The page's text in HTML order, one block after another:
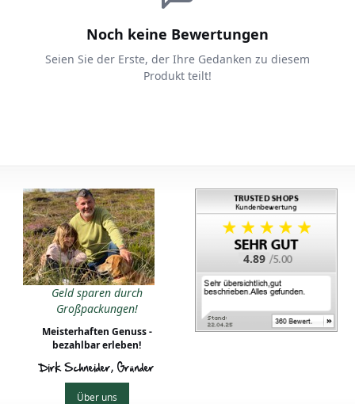
Noch keine Bewertungen
Seien Sie der Erste, der Ihre Gedanken zu diesem
Produkt teilt!
Geld sparen durch
Großpackungen!
Meisterhaften Genuss -
bezahlbar erleben!
Dirk Schneider, Gründer
Über uns
4.89